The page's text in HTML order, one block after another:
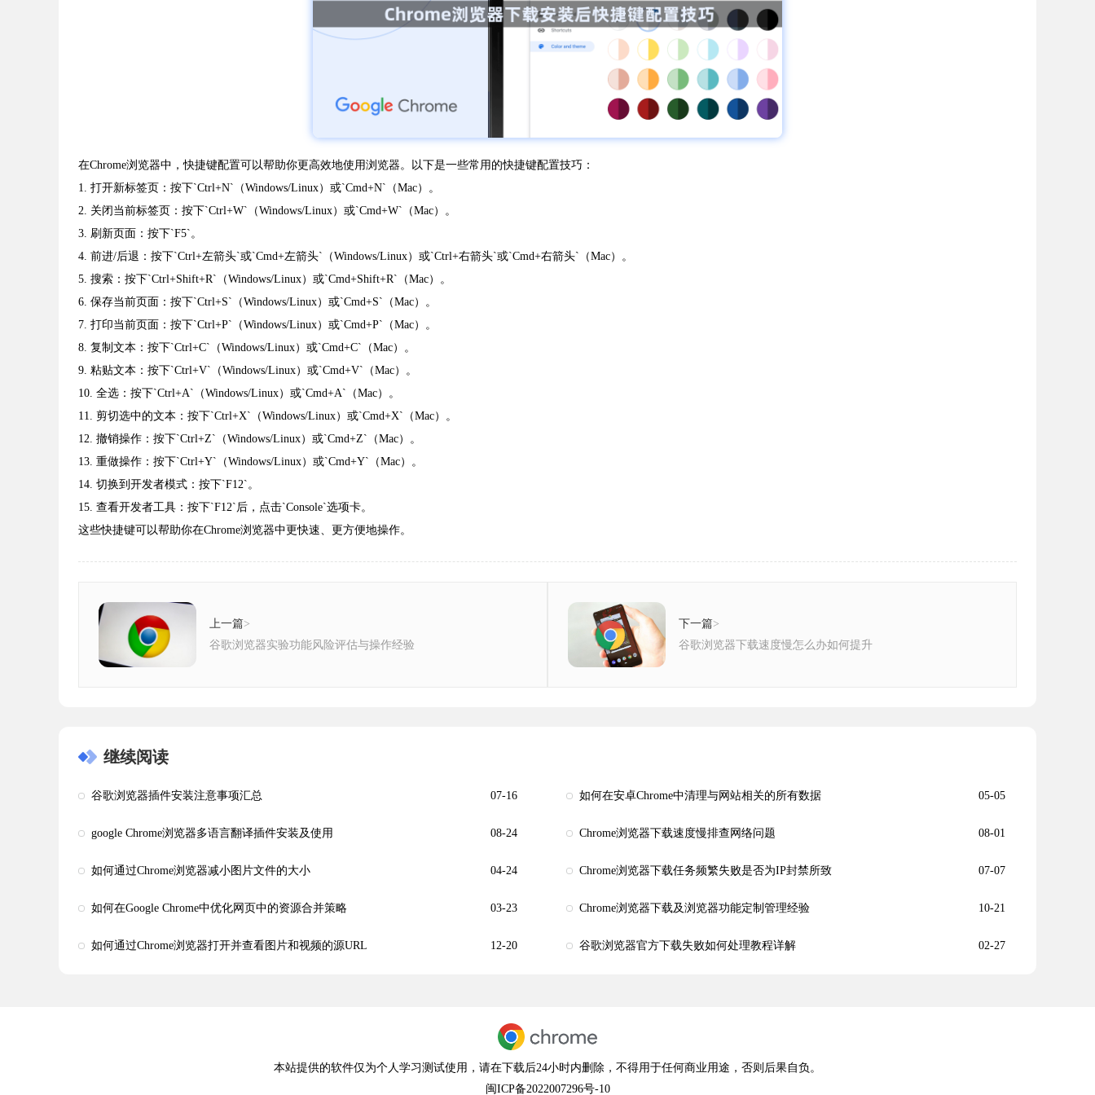
在Chrome浏览器中，快捷键配置可以帮助你更高效地使用浏览器。以下是一些常用的快捷键配置技巧：
1. 打开新标签页：按下`Ctrl+N`（Windows/Linux）或`Cmd+N`（Mac）。
2. 关闭当前标签页：按下`Ctrl+W`（Windows/Linux）或`Cmd+W`（Mac）。
3. 刷新页面：按下`F5`。
4. 前进/后退：按下`Ctrl+左箭头`或`Cmd+左箭头`（Windows/Linux）或`Ctrl+右箭头`或`Cmd+右箭头`（Mac）。
5. 搜索：按下`Ctrl+Shift+R`（Windows/Linux）或`Cmd+Shift+R`（Mac）。
6. 保存当前页面：按下`Ctrl+S`（Windows/Linux）或`Cmd+S`（Mac）。
7. 打印当前页面：按下`Ctrl+P`（Windows/Linux）或`Cmd+P`（Mac）。
8. 复制文本：按下`Ctrl+C`（Windows/Linux）或`Cmd+C`（Mac）。
9. 粘贴文本：按下`Ctrl+V`（Windows/Linux）或`Cmd+V`（Mac）。
10. 全选：按下`Ctrl+A`（Windows/Linux）或`Cmd+A`（Mac）。
11. 剪切选中的文本：按下`Ctrl+X`（Windows/Linux）或`Cmd+X`（Mac）。
12. 撤销操作：按下`Ctrl+Z`（Windows/Linux）或`Cmd+Z`（Mac）。
13. 重做操作：按下`Ctrl+Y`（Windows/Linux）或`Cmd+Y`（Mac）。
14. 切换到开发者模式：按下`F12`。
15. 查看开发者工具：按下`F12`后，点击`Console`选项卡。
这些快捷键可以帮助你在Chrome浏览器中更快速、更方便地操作。
上一篇>
谷歌浏览器实验功能风险评估与操作经验
下一篇>
谷歌浏览器下载速度慢怎么办如何提升
继续阅读
谷歌浏览器插件安装注意事项汇总 07-16 如何在安卓Chrome中清理与网站相关的所有数据 05-05
google Chrome浏览器多语言翻译插件安装及使用 08-24 Chrome浏览器下载速度慢排查网络问题 08-01
如何通过Chrome浏览器减小图片文件的大小 04-24 Chrome浏览器下载任务频繁失败是否为IP封禁所致 07-07
如何在Google Chrome中优化网页中的资源合并策略 03-23 Chrome浏览器下载及浏览器功能定制管理经验 10-21
如何通过Chrome浏览器打开并查看图片和视频的源URL 12-20 谷歌浏览器官方下载失败如何处理教程详解 02-27
本站提供的软件仅为个人学习测试使用，请在下载后24小时内删除，不得用于任何商业用途，否则后果自负。
闽ICP备2022007296号-10